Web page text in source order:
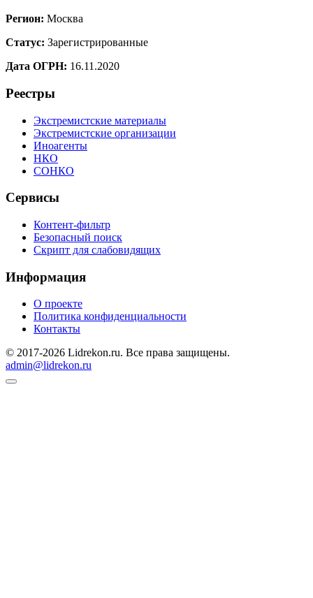
Регион: Москва
Статус: Зарегистрированные
Дата ОГРН: 16.11.2020
Реестры
Экстремистские материалы
Экстремистские организации
Иноагенты
НКО
СОНКО
Сервисы
Контент-фильтр
Безопасный поиск
Скрипт для слабовидящих
Информация
О проекте
Политика конфиденциальности
Контакты
© 2017-2026 Lidrekon.ru. Все права защищены.
admin@lidrekon.ru